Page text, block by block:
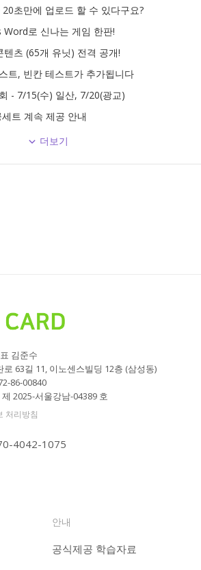
초만에 업로드 할 수 있다구요?
로 신나는 게임 한판!
츠 (65개 유닛) 전격 공개!
트, 빈칸 테스트가 추가됩니다
- 7/15(수) 일산, 7/20(광교)
트 계속 제공 안내
더보기
김준수
63길 11, 이노센스빌딩 12층 (삼성동)
86-00840
2025-서울강남-04389 호
처리방침
4042-1075
안내
공식제공 학습자료